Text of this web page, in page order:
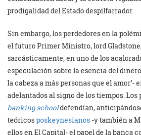
prodigalidad del Estado despilfarrador.
Sin embargo, los perdedores en la
el futuro Primer Ministro, lord
sarcásticamente, en uno de los
especulación sobre la esencia del
la cabeza a más personas que el amor’-
adelantados al signo de los tiempos.
banking schooldefendían,
teóricosposkeynesianos -y también a
ellos en El Capital- el papel de la banca